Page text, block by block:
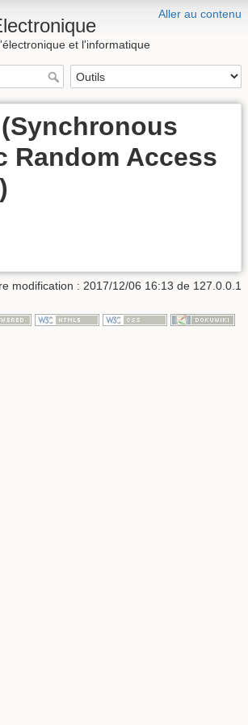
Aller au contenu
et l'informatique
Random Access
modification : 2017/12/06 16:13 de 127.0.0.1